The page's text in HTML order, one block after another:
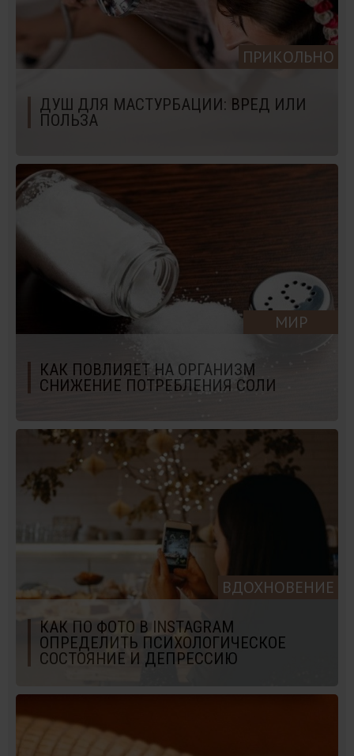
ПРИКОЛЬНО
ДУШ ДЛЯ МАСТУРБАЦИИ: ВРЕД ИЛИ
ПОЛЬЗА
МИР
КАК ПОВЛИЯЕТ НА ОРГАНИЗМ
СНИЖЕНИЕ ПОТРЕБЛЕНИЯ СОЛИ
ВДОХНОВЕНИЕ
КАК ПО ФОТО В INSTAGRAM
ОПРЕДЕЛИТЬ ПСИХОЛОГИЧЕСКОЕ
СОСТОЯНИЕ И ДЕПРЕССИЮ